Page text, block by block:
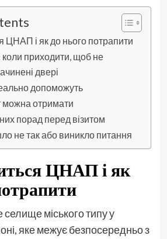
ЦНАП і як до нього потрапити
коли приходити, щоб не
двері
допоможуть
можна отримати
порад перед візитом
не так або виникло питання
ЦНАП і як
міського типу у
яке межує безпосередньо з